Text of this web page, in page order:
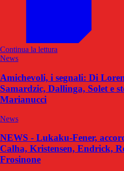
Continua la lettura
News
Amichevoli, i segnali: Di
Samardzic, Dallinga, Solet e
Marianucci
News
NEWS - Lukaku-Fener,
Calha, Kristensen, Endrick,
Frosinone